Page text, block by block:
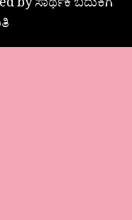
by ಸಾರ್ಥಕ ಬದುಕಿಗೆ